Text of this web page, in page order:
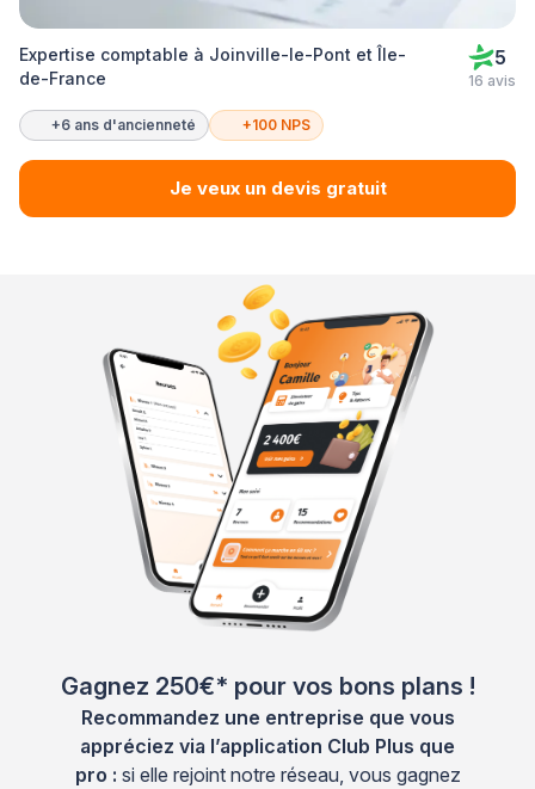
Expertise comptable à Joinville-le-Pont et Île-
de-France
5
16 avis
+6 ans d'ancienneté +100 NPS
Je veux un devis gratuit
Gagnez 250€* pour vos bons plans !
Recommandez une entreprise que vous
appréciez via l’application Club Plus que
pro : si elle rejoint notre réseau, vous gagnez